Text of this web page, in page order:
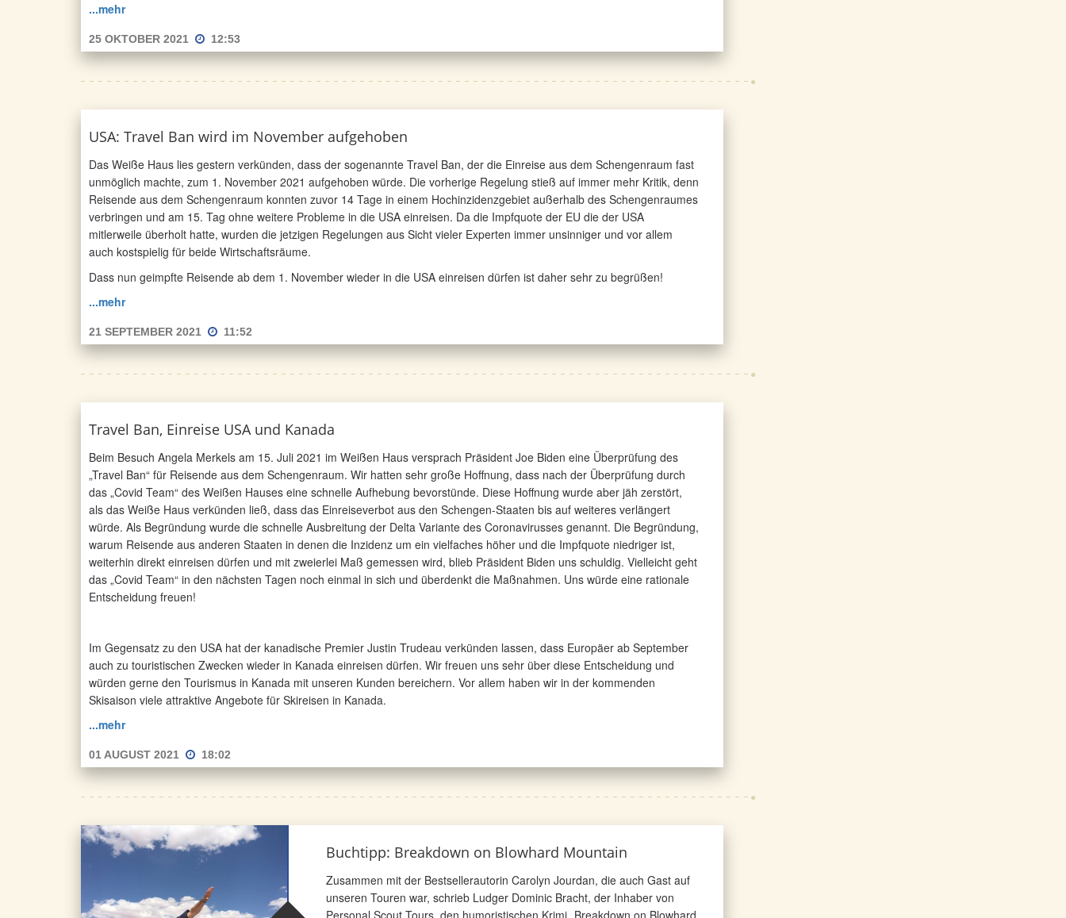
...mehr
25 OKTOBER 2021 12:53
USA: Travel Ban wird im November aufgehoben
Das Weiße Haus lies gestern verkünden, dass der sogenannte Travel Ban, der die Einreise aus dem Schengenraum fast
unmöglich machte, zum 1. November 2021 aufgehoben würde. Die vorherige Regelung stieß auf immer mehr Kritik, denn
Reisende aus dem Schengenraum konnten zuvor 14 Tage in einem Hochinzidenzgebiet außerhalb des Schengenraumes
verbringen und am 15. Tag ohne weitere Probleme in die USA einreisen. Da die Impfquote der EU die der USA
mitlerweile überholt hatte, wurden die jetzigen Regelungen aus Sicht vieler Experten immer unsinniger und vor allem
auch kostspielig für beide Wirtschaftsräume.
Dass nun geimpfte Reisende ab dem 1. November wieder in die USA einreisen dürfen ist daher sehr zu begrüßen!
...mehr
21 SEPTEMBER 2021 11:52
Travel Ban, Einreise USA und Kanada
Beim Besuch Angela Merkels am 15. Juli 2021 im Weißen Haus versprach Präsident Joe Biden eine Überprüfung des
„Travel Ban“ für Reisende aus dem Schengenraum. Wir hatten sehr große Hoffnung, dass nach der Überprüfung durch
das „Covid Team“ des Weißen Hauses eine schnelle Aufhebung bevorstünde. Diese Hoffnung wurde aber jäh zerstört,
als das Weiße Haus verkünden ließ, dass das Einreiseverbot aus den Schengen-Staaten bis auf weiteres verlängert
würde. Als Begründung wurde die schnelle Ausbreitung der Delta Variante des Coronavirusses genannt. Die Begründung,
warum Reisende aus anderen Staaten in denen die Inzidenz um ein vielfaches höher und die Impfquote niedriger ist,
weiterhin direkt einreisen dürfen und mit zweierlei Maß gemessen wird, blieb Präsident Biden uns schuldig. Vielleicht geht
das „Covid Team“ in den nächsten Tagen noch einmal in sich und überdenkt die Maßnahmen. Uns würde eine rationale
Entscheidung freuen!
Im Gegensatz zu den USA hat der kanadische Premier Justin Trudeau verkünden lassen, dass Europäer ab September
auch zu touristischen Zwecken wieder in Kanada einreisen dürfen. Wir freuen uns sehr über diese Entscheidung und
würden gerne den Tourismus in Kanada mit unseren Kunden bereichern. Vor allem haben wir in der kommenden
Skisaison viele attraktive Angebote für Skireisen in Kanada.
...mehr
01 AUGUST 2021 18:02
Buchtipp: Breakdown on Blowhard Mountain
Zusammen mit der Bestsellerautorin Carolyn Jourdan, die auch Gast auf
unseren Touren war, schrieb Ludger Dominic Bracht, der Inhaber von
Personal Scout Tours, den humoristischen Krimi „Breakdown on Blowhard